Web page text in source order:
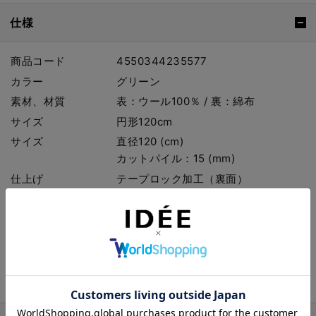
仕様
商品コード
4550344235577
カラー
グリーン
素材、材質
表：ウール100％ / 裏：綿布
サイズ
円形120cm
サイズ
直径120 (cm)
カットパイル：15 (mm)
仕上げ
テープロック加工（裏面）
商品に付属している注意書きをご確認
ください。
お手入れ・オーダー時の注意について
はこちら